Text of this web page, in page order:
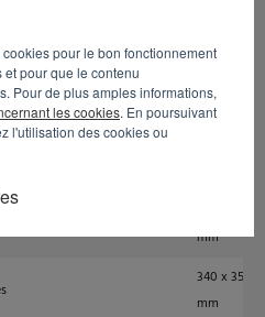
pour le bon fonctionnement
pour que le contenu
Pour de plus amples informations,
les cookies. En poursuivant
l'utilisation des cookies ou
mm
mm
340 x 35
mm